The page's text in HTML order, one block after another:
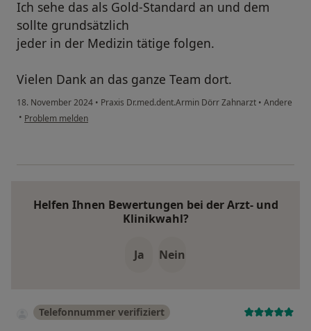
Ich sehe das als Gold-Standard an und dem
sollte grundsätzlich
jeder in der Medizin tätige folgen.
Vielen Dank an das ganze Team dort.
18. November 2024 • Praxis Dr.med.dent.Armin Dörr Zahnarzt • Andere
• Problem melden
Helfen Ihnen Bewertungen bei der Arzt- und
Klinikwahl?
Ja Nein
Telefonnummer verifiziert